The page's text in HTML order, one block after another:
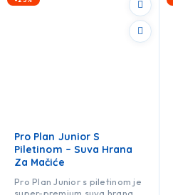
Pro Plan Junior S
Piletinom – Suva Hrana
Za Mačiće
Pro Plan Junior s piletinom je